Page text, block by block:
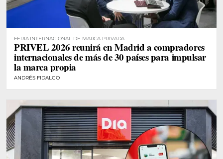
FERIA INTERNACIONAL DE MARCA PRIVADA
PRIVEL 2026 reunirá en Madrid a compradores
internacionales de más de 30 países para impulsar
la marca propia
ANDRÉS FIDALGO